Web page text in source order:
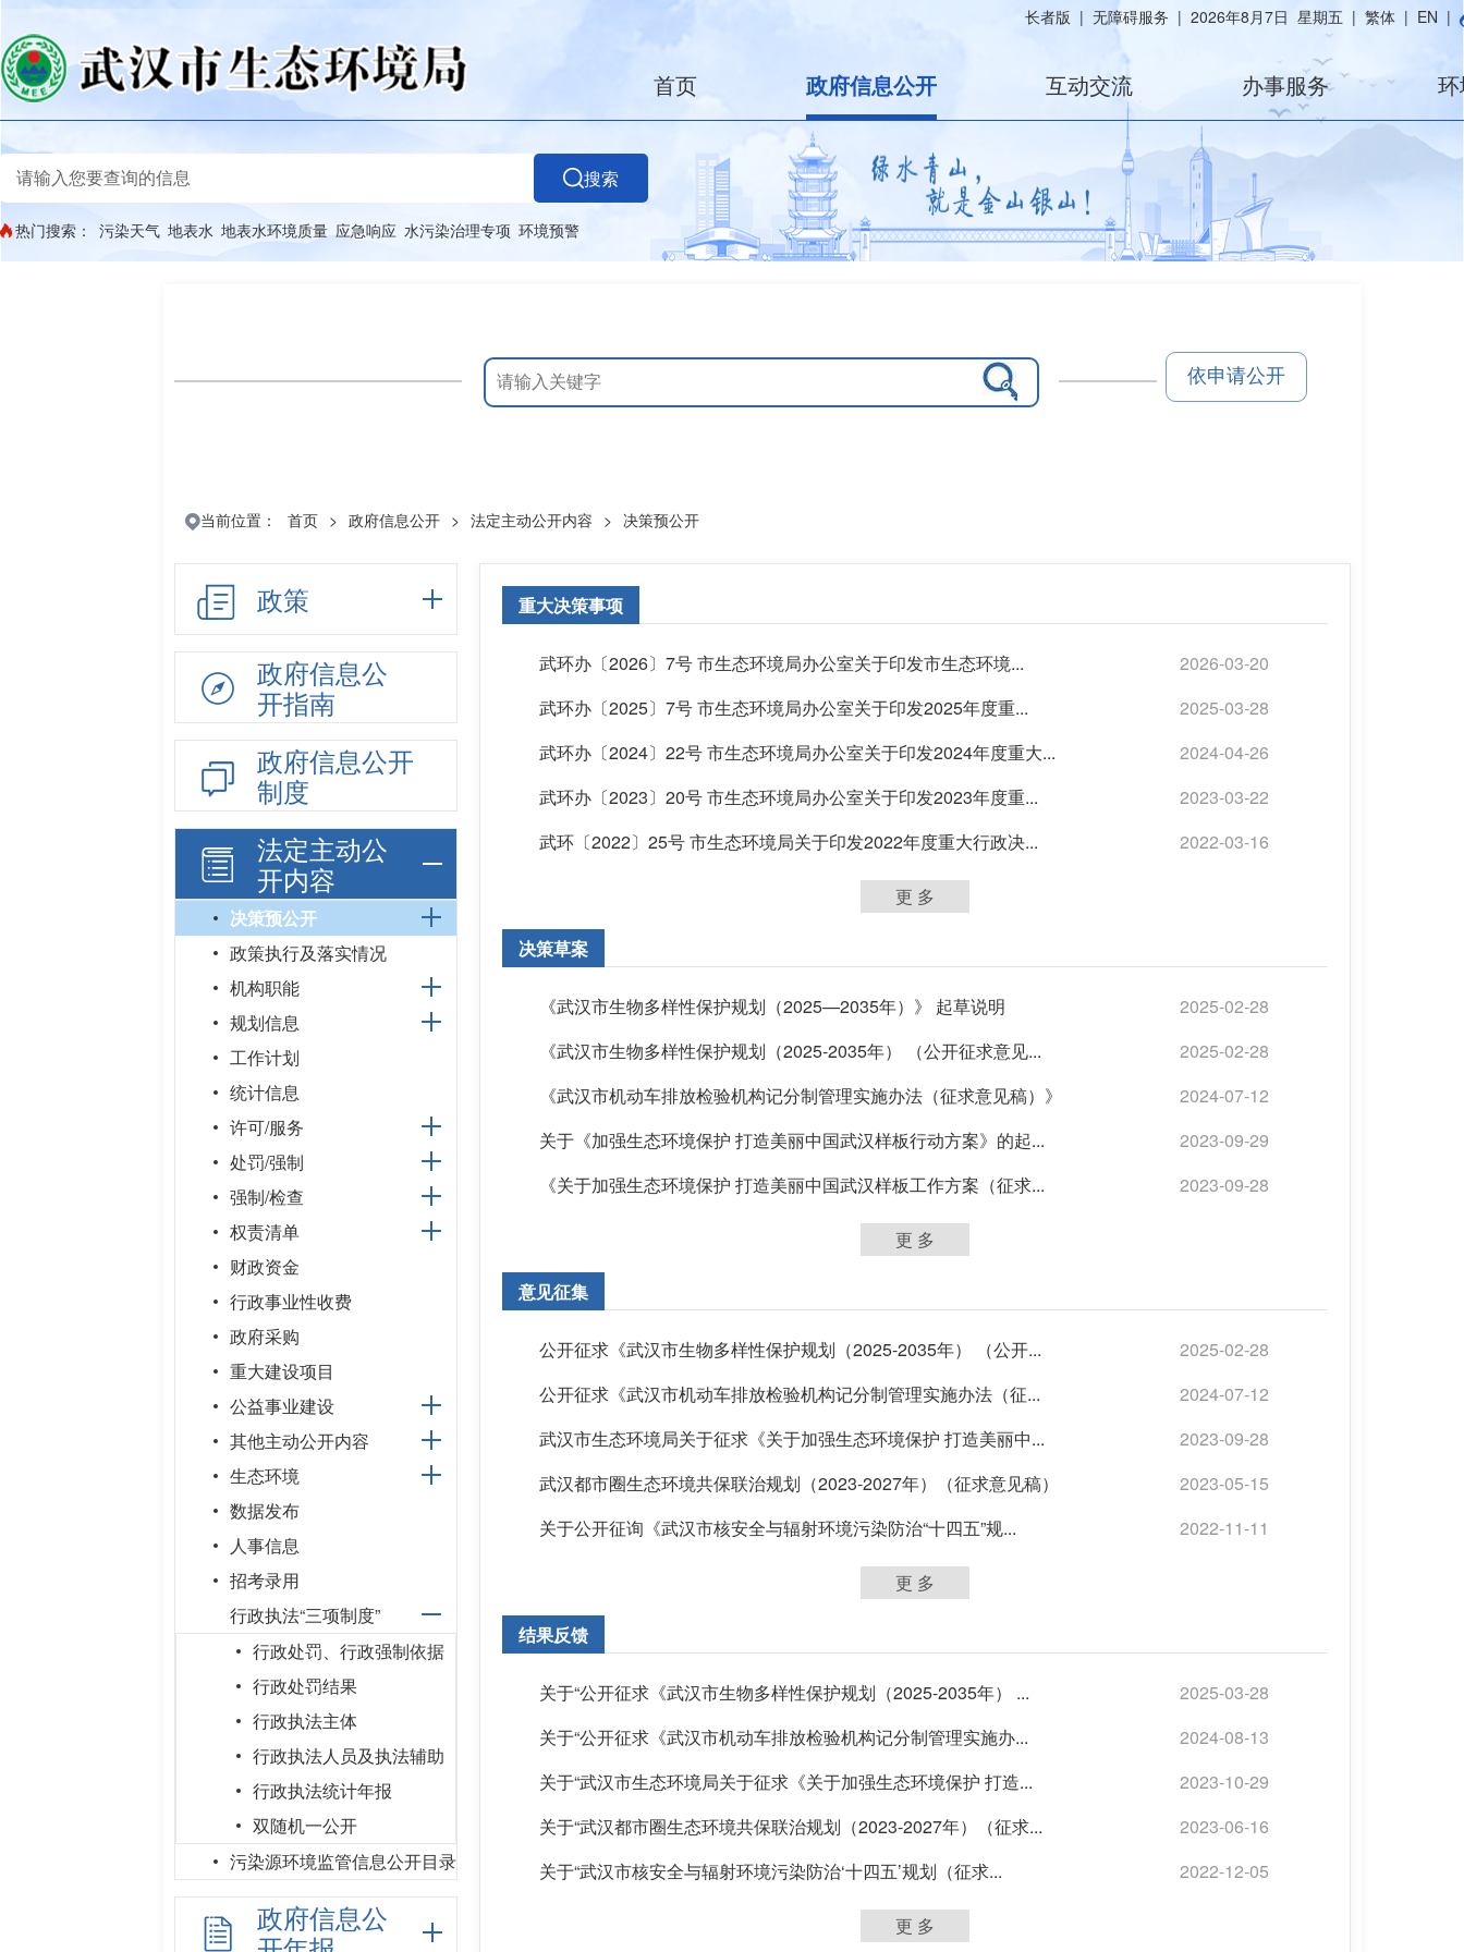
长者版 | 无障碍服务 | 2026年8月7日 星期五 | 繁体 | EN |
首页 政府信息公开 互动交流 办事服务
搜索
热门搜索： 污染天气 地表水 地表水环境质量 应急响应 水污染治理专项 环境预警
依申请公开
当前位置： 首页 > 政府信息公开 > 法定主动公开内容 > 决策预公开
政策
政府信息公
开指南
政府信息公开
制度
法定主动公
开内容
决策预公开
政策执行及落实情况
机构职能
规划信息
工作计划
统计信息
许可/服务
处罚/强制
强制/检查
权责清单
财政资金
行政事业性收费
政府采购
重大建设项目
公益事业建设
其他主动公开内容
生态环境
数据发布
人事信息
招考录用
行政执法“三项制度”
行政处罚、行政强制依据
行政处罚结果
行政执法主体
行政执法人员及执法辅助
行政执法统计年报
双随机一公开
污染源环境监管信息公开目录
政府信息公
重大决策事项
武环办〔2026〕7号 市生态环境局办公室关于印发市生态环境...
2026-03-20
武环办〔2025〕7号 市生态环境局办公室关于印发2025年度重...
2025-03-28
武环办〔2024〕22号 市生态环境局办公室关于印发2024年度重大...
2024-04-26
武环办〔2023〕20号 市生态环境局办公室关于印发2023年度重...
2023-03-22
武环〔2022〕25号 市生态环境局关于印发2022年度重大行政决...
2022-03-16
更 多
决策草案
《武汉市生物多样性保护规划（2025—2035年）》 起草说明
2025-02-28
《武汉市生物多样性保护规划（2025-2035年） （公开征求意见...
2025-02-28
《武汉市机动车排放检验机构记分制管理实施办法（征求意见稿）》
2024-07-12
关于《加强生态环境保护 打造美丽中国武汉样板行动方案》的起...
2023-09-29
《关于加强生态环境保护 打造美丽中国武汉样板工作方案（征求...
2023-09-28
更 多
意见征集
公开征求《武汉市生物多样性保护规划（2025-2035年） （公开...
2025-02-28
公开征求《武汉市机动车排放检验机构记分制管理实施办法（征...
2024-07-12
武汉市生态环境局关于征求《关于加强生态环境保护 打造美丽中...
2023-09-28
武汉都市圈生态环境共保联治规划（2023-2027年）（征求意见稿）
2023-05-15
关于公开征询《武汉市核安全与辐射环境污染防治“十四五”规...
2022-11-11
更 多
结果反馈
关于“公开征求《武汉市生物多样性保护规划（2025-2035年） ...
2025-03-28
关于“公开征求《武汉市机动车排放检验机构记分制管理实施办...
2024-08-13
关于“武汉市生态环境局关于征求《关于加强生态环境保护 打造...
2023-10-29
关于“武汉都市圈生态环境共保联治规划（2023-2027年）（征求...
2023-06-16
关于“武汉市核安全与辐射环境污染防治‘十四五’规划（征求...
2022-12-05
更 多